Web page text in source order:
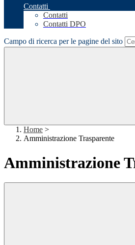
Contatti
Contatti
Contatti DPO
Campo di ricerca per le pagine del sito
Home >
Amministrazione Trasparente
Amministrazione